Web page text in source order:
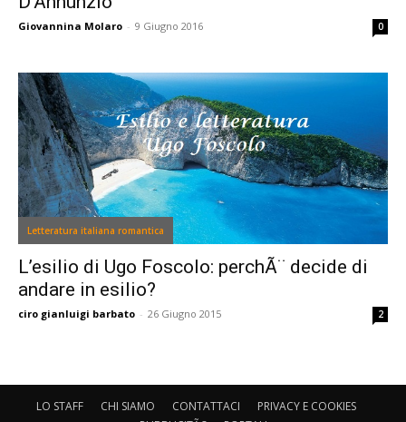
Giovannina Molaro - 9 Giugno 2016 0
Letteratura italiana romantica
L’esilio di Ugo Foscolo: perchÃ¨ decide di
andare in esilio?
ciro gianluigi barbato - 26 Giugno 2015 2
LO STAFF CHI SIAMO CONTATTACI
PRIVACY E COOKIES